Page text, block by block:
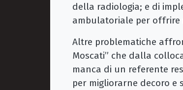
della radiologia; e di
ambulatoriale per offrire
Altre problematiche
Moscati” che dalla
manca di un referente
per migliorarne decoro e